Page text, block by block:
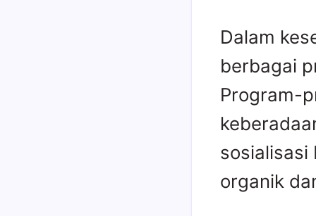
Dalam
berbagai
Program-
sosialisasi
organik